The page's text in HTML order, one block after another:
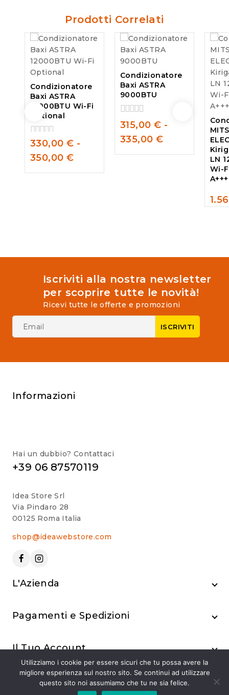
Prodotti Correlati
Condizionatore
Baxi ASTRA
12000BTU Wi-Fi
Optional
0
out
of
5
330,00 € -
350,00 €
Condizionatore
Baxi ASTRA
9000BTU
0
out
of
315,00 € -
335,00 €
LN
Wi-
A+++
0
Iscriviti alla nostra newsletter
per scoprire tutte le novità!
Ricevi tutte le offerte e promozioni
Informazioni
Hai un dubbio? Contattaci
+39 06 87570119
Idea Store Srl
Via Pindaro 28
00125 Roma Italia
shop@ideawebstore.com
L'Azienda
Pagamenti e Spedizioni
Il Tuo Account
Utilizziamo i cookie per essere sicuri che tu possa avere la
migliore esperienza sul nostro sito. Se continui ad utilizzare
questo sito noi assumiamo che tu ne sia felice.